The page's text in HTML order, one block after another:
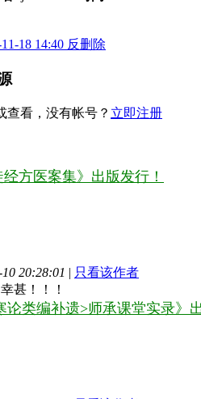
18 14:40 反删除
查看，没有帐号？ 立即注册
方医案集》出版发行！
20:28:01 | 只看该作者
甚！！！
论类编补遗>师承课堂实录》